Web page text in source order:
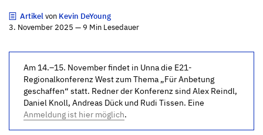
Artikelvon Kevin DeYoung
3. November 2025 — 9 Min Lesedauer
Am 14.–15. November findet in Unna die E21-
Regionalkonferenz West zum Thema „Für Anbetung
geschaffen“ statt. Redner der Konferenz sind Alex Reindl,
Daniel Knoll, Andreas Dück und Rudi Tissen. Eine
Anmeldung ist hier möglich.